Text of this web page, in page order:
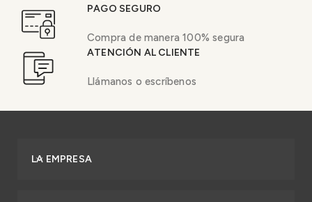
PAGO SEGURO
Compra de manera 100% segura
ATENCIÓN AL CLIENTE
Llámanos o escríbenos
LA EMPRESA